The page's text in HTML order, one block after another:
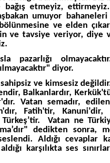
bağış etmeyiz,
umuyor
ve elden
ve tavsiye veriyor, diye
pazarlığı
diyor.
ve kimsesiz
Balkanlardır,
Vatan semadır,
Fatih'tir, Kanuni'dir,
Vatan ne
dedikten sonra,
Aldığı cevaplar
karşılıkta ses